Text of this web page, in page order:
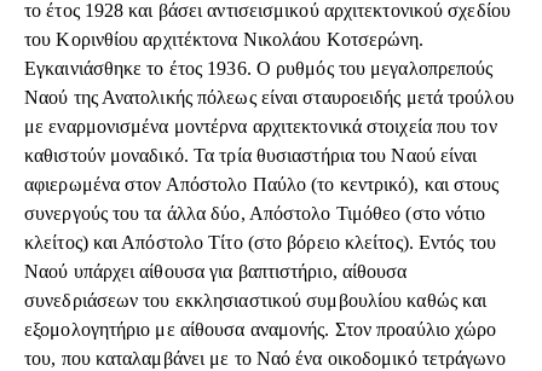
το έτος 1928 και βάσει αντισεισμικού αρχιτεκτονικού σχεδίου
του Κορινθίου αρχιτέκτονα Νικολάου Κοτσερώνη.
Εγκαινιάσθηκε το έτος 1936. Ο ρυθμός του μεγαλοπρεπούς
Ναού της Ανατολικής πόλεως είναι σταυροειδής μετά τρούλου
με εναρμονισμένα μοντέρνα αρχιτεκτονικά στοιχεία που τον
καθιστούν μοναδικό. Τα τρία θυσιαστήρια του Ναού είναι
αφιερωμένα στον Απόστολο Παύλο (το κεντρικό), και στους
συνεργούς του τα άλλα δύο, Απόστολο Τιμόθεο (στο νότιο
κλείτος) και Απόστολο Τίτο (στο βόρειο κλείτος). Εντός του
Ναού υπάρχει αίθουσα για βαπτιστήριο, αίθουσα
συνεδριάσεων του εκκλησιαστικού συμβουλίου καθώς και
εξομολογητήριο με αίθουσα αναμονής. Στον προαύλιο χώρο
του, που καταλαμβάνει με το Ναό ένα οικοδομικό τετράγωνο